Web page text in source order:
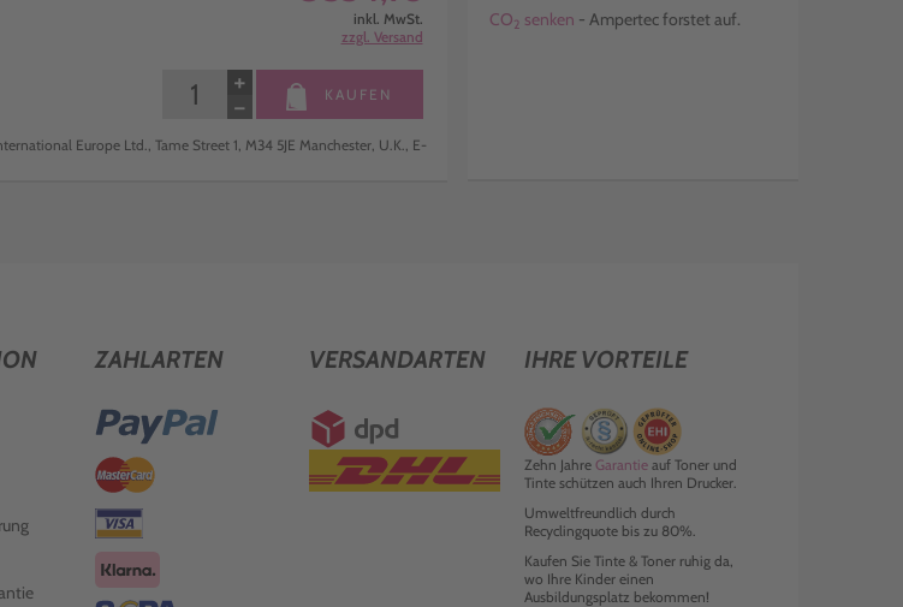
inkl. MwSt.
zzgl. Versand
−
+ KAUFEN
Europe Ltd., Tame Street 1, M34 5JE Manchester, U.K., E-
CO2 senken - Ampertec forstet auf.
ZAHLARTEN VERSANDARTEN IHRE VORTEILE
Zehn Jahre Garantieauf Toner und
Tinte schützen auch Ihren Drucker.
Umweltfreundlich durch
Recyclingquote bis zu 80%.
Kaufen Sie Tinte & Toner ruhig da,
wo Ihre Kinder einen
Ausbildungsplatz bekommen!